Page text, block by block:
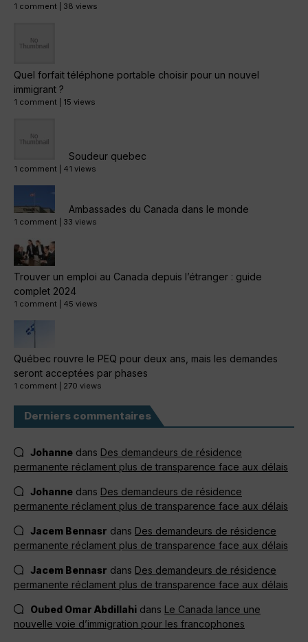
1 comment 38 views
Quel forfait téléphone portable choisir pour un nouvel
immigrant ?
1 comment 15 views
Soudeur quebec
1 comment 41 views
Ambassades du Canada dans le monde
1 comment 33 views
Trouver un emploi au Canada depuis l’étranger : guide
complet 2024
1 comment 45 views
Québec rouvre le PEQ pour deux ans, mais les demandes
seront acceptées par phases
1 comment 270 views
Derniers commentaires
Johanne dans Des demandeurs de résidence
permanente réclament plus de transparence face aux délais
Johanne dans Des demandeurs de résidence
permanente réclament plus de transparence face aux délais
Jacem Bennasr dans Des demandeurs de résidence
permanente réclament plus de transparence face aux délais
Jacem Bennasr dans Des demandeurs de résidence
permanente réclament plus de transparence face aux délais
Oubed Omar Abdillahi dans Le Canada lance une
nouvelle voie d’immigration pour les francophones